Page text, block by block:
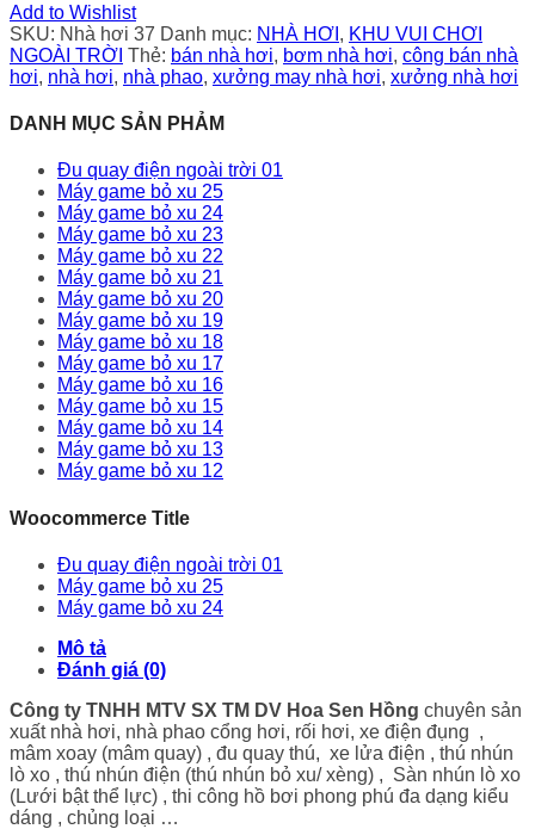
Add to Wishlist
SKU: Nhà hơi 37 Danh mục: NHÀ HƠI , KHU VUI CHƠI
NGOÀI TRỜI Thẻ: bán nhà hơi, bơm nhà hơi, công bán nhà
hơi, nhà hơi, nhà phao, xưởng may nhà hơi, xưởng nhà hơi
DANH MỤC SẢN PHẢM
Đu quay điện ngoài trời 01
Máy game bỏ xu 25
Máy game bỏ xu 24
Máy game bỏ xu 23
Máy game bỏ xu 22
Máy game bỏ xu 21
Máy game bỏ xu 20
Máy game bỏ xu 19
Máy game bỏ xu 18
Máy game bỏ xu 17
Máy game bỏ xu 16
Máy game bỏ xu 15
Máy game bỏ xu 14
Máy game bỏ xu 13
Máy game bỏ xu 12
Woocommerce Title
Đu quay điện ngoài trời 01
Máy game bỏ xu 25
Máy game bỏ xu 24
Mô tả
Đánh giá (0)
Công ty TNHH MTV SX TM DV Hoa Sen Hồng chuyên sản
xuất nhà hơi, nhà phao cổng hơi, rối hơi, xe điện đụng ,
mâm xoay (mâm quay) , đu quay thú, xe lửa điện , thú nhún
lò xo , thú nhún điện (thú nhún bỏ xu/ xèng) , Sàn nhún lò xo
(Lưới bật thể lực) , thi công hồ bơi phong phú đa dạng kiểu
dáng , chủng loại …